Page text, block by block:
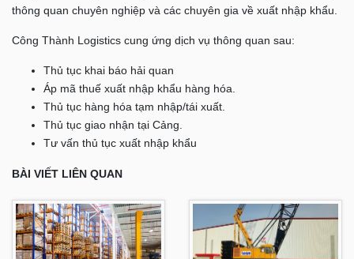
thông quan chuyên nghiệp và các chuyên gia về xuất nhập khẩu.
Công Thành Logistics cung ứng dịch vụ thông quan sau:
Thủ tục khai báo hải quan
Áp mã thuế xuất nhập khẩu hàng hóa.
Thủ tục hàng hóa tạm nhập/tái xuất.
Thủ tục giao nhận tại Cảng.
Tư vấn thủ tục xuất nhập khẩu
BÀI VIẾT LIÊN QUAN